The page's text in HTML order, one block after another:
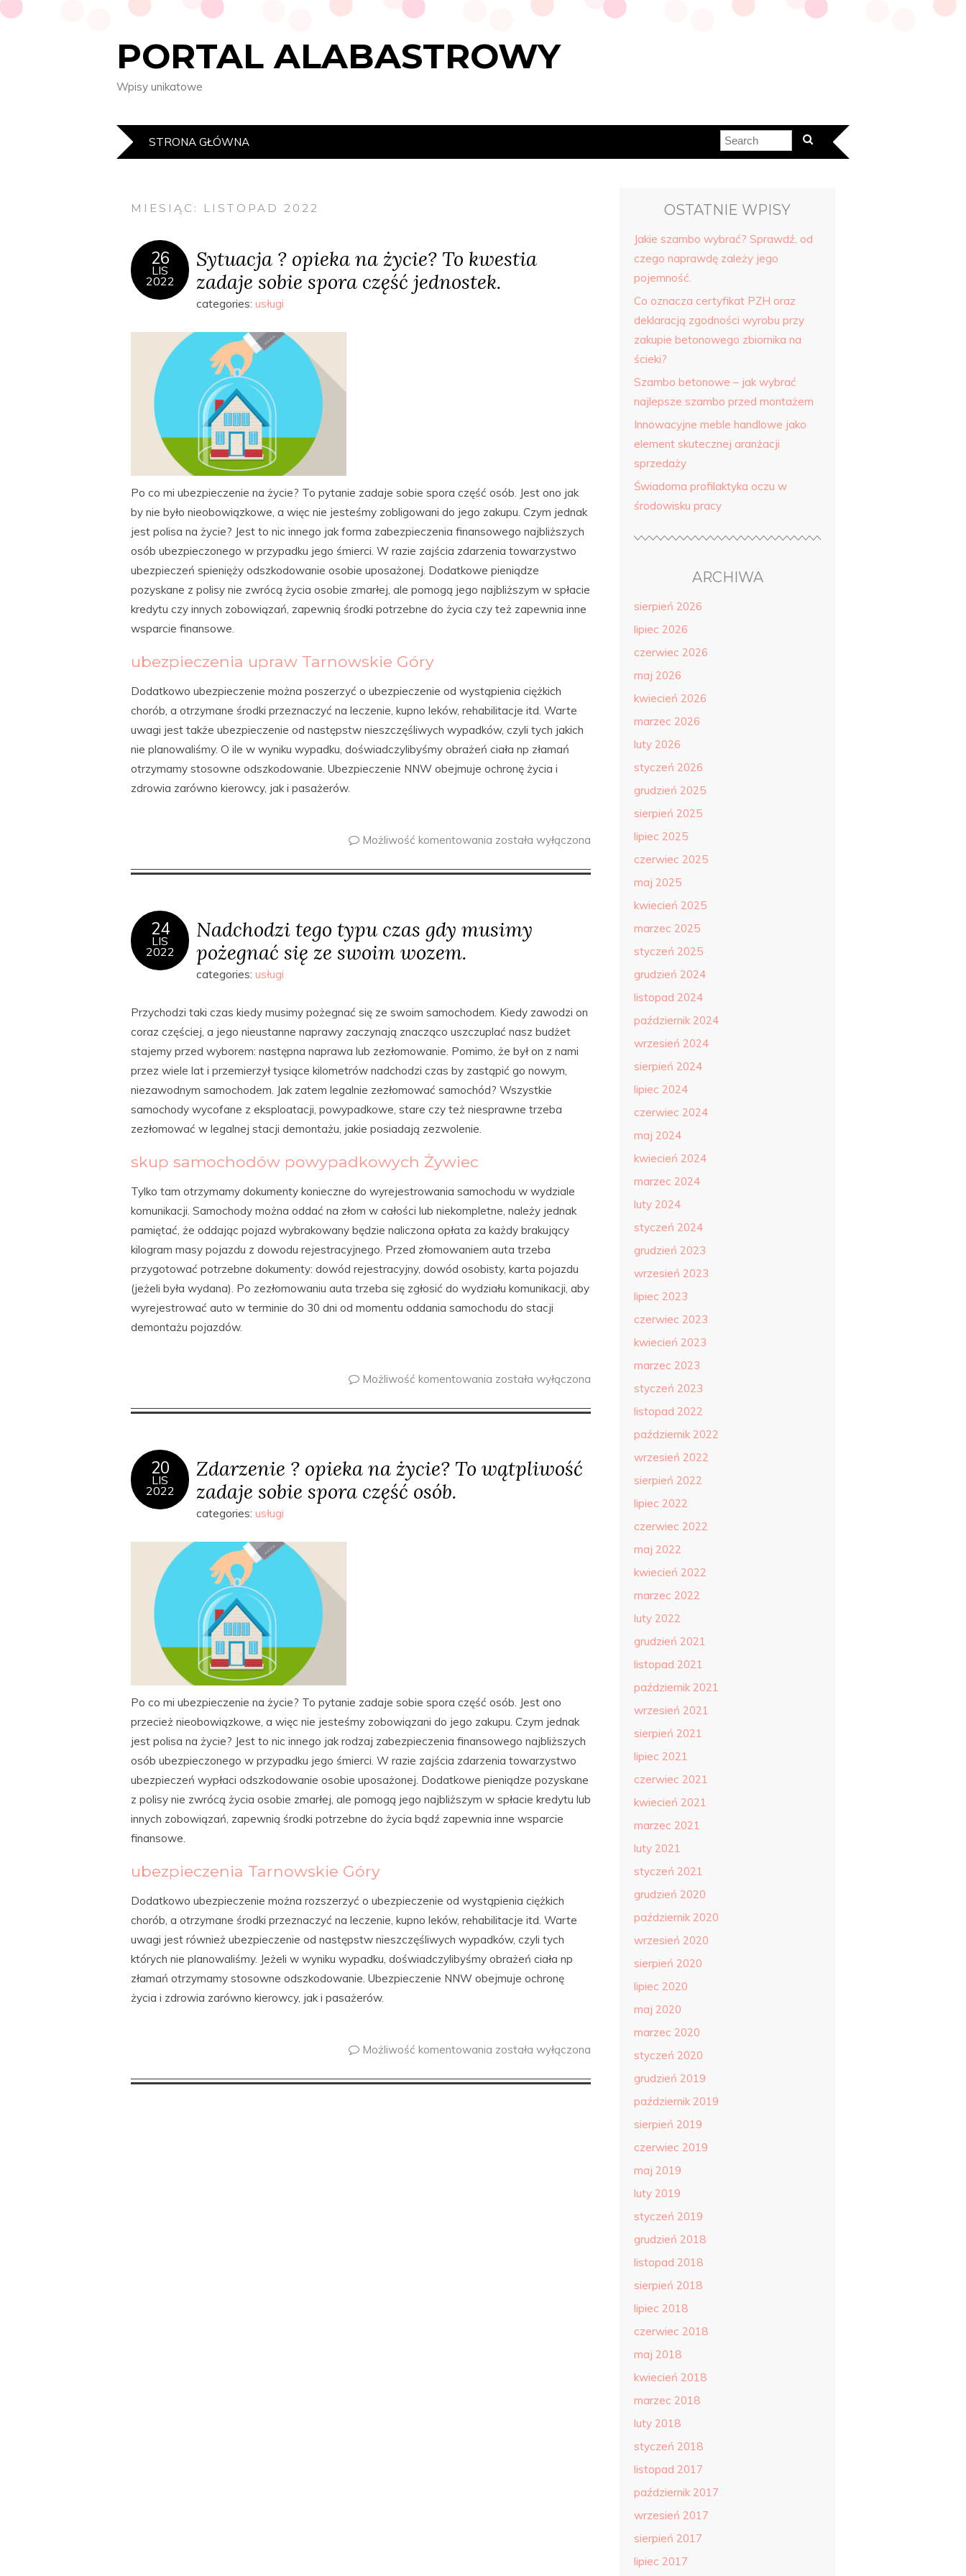
PORTAL ALABASTROWY
Wpisy unikatowe
STRONA GŁÓWNA
MIESIĄC: LISTOPAD 2022
26
LIS
2022
Sytuacja ? opieka na życie? To kwestia
zadaje sobie spora część jednostek.
categories: usługi
Po co mi ubezpieczenie na życie? To pytanie zadaje sobie spora część osób. Jest ono jak
by nie było nieobowiązkowe, a więc nie jesteśmy zobligowani do jego zakupu. Czym jednak
jest polisa na życie? Jest to nic innego jak forma zabezpieczenia finansowego najbliższych
osób ubezpieczonego w przypadku jego śmierci. W razie zajścia zdarzenia towarzystwo
ubezpieczeń spienięży odszkodowanie osobie uposażonej. Dodatkowe pieniądze
pozyskane z polisy nie zwrócą życia osobie zmarłej, ale pomogą jego najbliższym w spłacie
kredytu czy innych zobowiązań, zapewnią środki potrzebne do życia czy też zapewnia inne
wsparcie finansowe.
ubezpieczenia upraw Tarnowskie Góry
Dodatkowo ubezpieczenie można poszerzyć o ubezpieczenie od wystąpienia ciężkich
chorób, a otrzymane środki przeznaczyć na leczenie, kupno leków, rehabilitacje itd. Warte
uwagi jest także ubezpieczenie od następstw nieszczęśliwych wypadków, czyli tych jakich
nie planowaliśmy. O ile w wyniku wypadku, doświadczylibyśmy obrażeń ciała np złamań
otrzymamy stosowne odszkodowanie. Ubezpieczenie NNW obejmuje ochronę życia i
zdrowia zarówno kierowcy, jak i pasażerów.
Możliwość komentowania została wyłączona
24
LIS
2022
Nadchodzi tego typu czas gdy musimy
pożegnać się ze swoim wozem.
categories: usługi
Przychodzi taki czas kiedy musimy pożegnać się ze swoim samochodem. Kiedy zawodzi on
coraz częściej, a jego nieustanne naprawy zaczynają znacząco uszczuplać nasz budżet
stajemy przed wyborem: następna naprawa lub zezłomowanie. Pomimo, że był on z nami
przez wiele lat i przemierzył tysiące kilometrów nadchodzi czas by zastąpić go nowym,
niezawodnym samochodem. Jak zatem legalnie zezłomować samochód? Wszystkie
samochody wycofane z eksploatacji, powypadkowe, stare czy też niesprawne trzeba
zezłomować w legalnej stacji demontażu, jakie posiadają zezwolenie.
skup samochodów powypadkowych Żywiec
Tylko tam otrzymamy dokumenty konieczne do wyrejestrowania samochodu w wydziale
komunikacji. Samochody można oddać na złom w całości lub niekompletne, należy jednak
pamiętać, że oddając pojazd wybrakowany będzie naliczona opłata za każdy brakujący
kilogram masy pojazdu z dowodu rejestracyjnego. Przed złomowaniem auta trzeba
przygotować potrzebne dokumenty: dowód rejestracyjny, dowód osobisty, karta pojazdu
(jeżeli była wydana). Po zezłomowaniu auta trzeba się zgłosić do wydziału komunikacji, aby
wyrejestrować auto w terminie do 30 dni od momentu oddania samochodu do stacji
demontażu pojazdów.
Możliwość komentowania została wyłączona
20
LIS
2022
Zdarzenie ? opieka na życie? To wątpliwość
zadaje sobie spora część osób.
categories: usługi
Po co mi ubezpieczenie na życie? To pytanie zadaje sobie spora część osób. Jest ono
przecież nieobowiązkowe, a więc nie jesteśmy zobowiązani do jego zakupu. Czym jednak
jest polisa na życie? Jest to nic innego jak rodzaj zabezpieczenia finansowego najbliższych
osób ubezpieczonego w przypadku jego śmierci. W razie zajścia zdarzenia towarzystwo
ubezpieczeń wypłaci odszkodowanie osobie uposażonej. Dodatkowe pieniądze pozyskane
z polisy nie zwrócą życia osobie zmarłej, ale pomogą jego najbliższym w spłacie kredytu lub
innych zobowiązań, zapewnią środki potrzebne do życia bądź zapewnia inne wsparcie
finansowe.
ubezpieczenia Tarnowskie Góry
Dodatkowo ubezpieczenie można rozszerzyć o ubezpieczenie od wystąpienia ciężkich
chorób, a otrzymane środki przeznaczyć na leczenie, kupno leków, rehabilitacje itd. Warte
uwagi jest również ubezpieczenie od następstw nieszczęśliwych wypadków, czyli tych
których nie planowaliśmy. Jeżeli w wyniku wypadku, doświadczylibyśmy obrażeń ciała np
złamań otrzymamy stosowne odszkodowanie. Ubezpieczenie NNW obejmuje ochronę
życia i zdrowia zarówno kierowcy, jak i pasażerów.
Możliwość komentowania została wyłączona
OSTATNIE WPISY
Jakie szambo wybrać? Sprawdź, od
czego naprawdę zależy jego
pojemność.
Co oznacza certyfikat PZH oraz
deklaracją zgodności wyrobu przy
zakupie betonowego zbiornika na
ścieki?
Szambo betonowe – jak wybrać
najlepsze szambo przed montażem
Innowacyjne meble handlowe jako
element skutecznej aranżacji
sprzedaży
Świadoma profilaktyka oczu w
środowisku pracy
ARCHIWA
sierpień 2026
lipiec 2026
czerwiec 2026
maj 2026
kwiecień 2026
marzec 2026
luty 2026
styczeń 2026
grudzień 2025
sierpień 2025
lipiec 2025
czerwiec 2025
maj 2025
kwiecień 2025
marzec 2025
styczeń 2025
grudzień 2024
listopad 2024
październik 2024
wrzesień 2024
sierpień 2024
lipiec 2024
czerwiec 2024
maj 2024
kwiecień 2024
marzec 2024
luty 2024
styczeń 2024
grudzień 2023
wrzesień 2023
lipiec 2023
czerwiec 2023
kwiecień 2023
marzec 2023
styczeń 2023
listopad 2022
październik 2022
wrzesień 2022
sierpień 2022
lipiec 2022
czerwiec 2022
maj 2022
kwiecień 2022
marzec 2022
luty 2022
grudzień 2021
listopad 2021
październik 2021
wrzesień 2021
sierpień 2021
lipiec 2021
czerwiec 2021
kwiecień 2021
marzec 2021
luty 2021
styczeń 2021
grudzień 2020
październik 2020
wrzesień 2020
sierpień 2020
lipiec 2020
maj 2020
marzec 2020
styczeń 2020
grudzień 2019
październik 2019
sierpień 2019
czerwiec 2019
maj 2019
luty 2019
styczeń 2019
grudzień 2018
listopad 2018
sierpień 2018
lipiec 2018
czerwiec 2018
maj 2018
kwiecień 2018
marzec 2018
luty 2018
styczeń 2018
listopad 2017
październik 2017
wrzesień 2017
sierpień 2017
lipiec 2017